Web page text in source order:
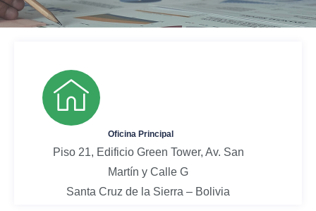
Oficina Principal
Piso 21, Edificio Green Tower, Av. San
Martín y Calle G
Santa Cruz de la Sierra – Bolivia